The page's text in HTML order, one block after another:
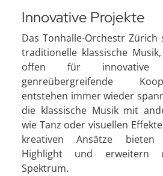
Innovative Projekte
Das Tonhalle-Orchestr
traditionelle klassische
offen für innovative
genreübergreifende
entstehen immer wieder
die klassische Musik mit
wie Tanz oder visuellen
kreativen Ansätze bieten
Highlight und erweitern
Spektrum.